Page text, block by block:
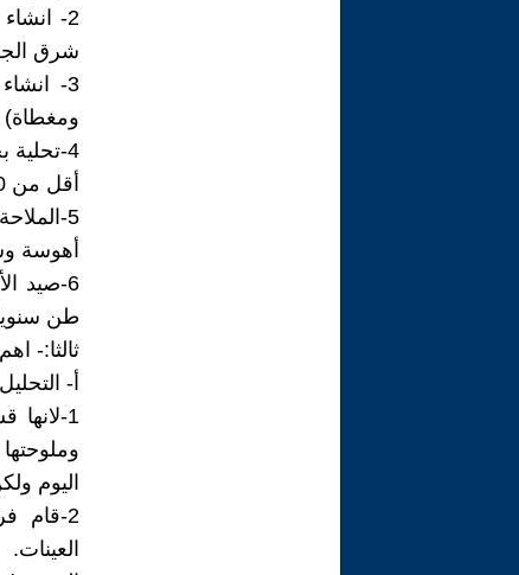
2-
شرق
ومغطاة)
أقل من 1,000 ملغم/لتر، لاستخدامها كمخزون استراتيجي للمياه العذبة.
5-
أهوسة
طن
ثالثا:-
أ-
اليوم